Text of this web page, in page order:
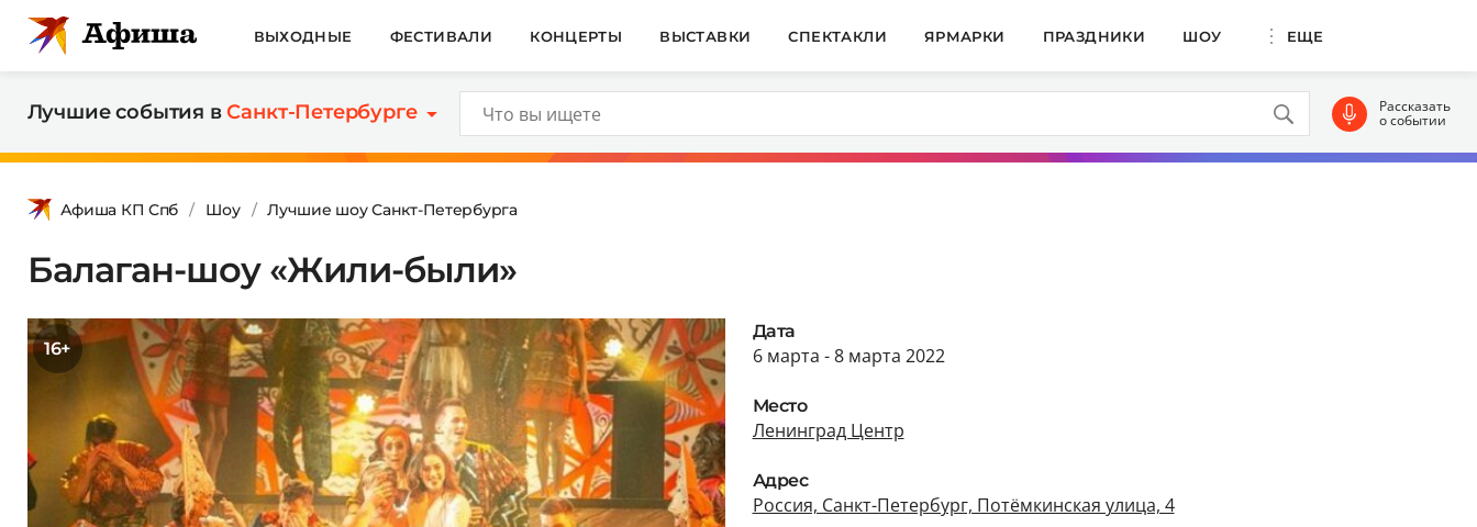
ВЫХОДНЫЕ ФЕСТИВАЛИ КОНЦЕРТЫ ВЫСТАВКИ СПЕКТАКЛИ ЯРМАРКИ ПРАЗДНИКИ ШОУ ЕЩЕ
Лучшие события вСанкт-Петербурге Рассказать
о событии
Афиша КП Спб Шоу Лучшие шоу Санкт-Петербурга
Балаган-шоу «Жили-были»
16+
Дата
6 марта - 8 марта 2022
Место
Ленинград Центр
Адрес
Россия, Санкт-Петербург, Потёмкинская улица, 4